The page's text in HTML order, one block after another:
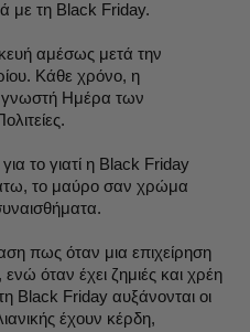
με τη Black Friday.
αμέσως μετά την
Κάθε χρόνο, η
γνωστή Ημέρα των
το γιατί η Black Friday
το μαύρο σαν χρώμα
πως όταν μια επιχείρηση
ενώ όταν έχει ζημιές και χρέη
τη Black Friday αυξάνονται οι
έχουν κέρδη,